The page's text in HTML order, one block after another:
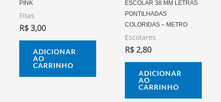
PINK
Fitas
R$3,00
ADICIONAR
AO
CARRINHO
ESCOLAR 38 MM LETRAS
PONTILHADAS
COLORIDAS – METRO
Escolares
R$2,80
ADICIONAR
AO
CARRINHO